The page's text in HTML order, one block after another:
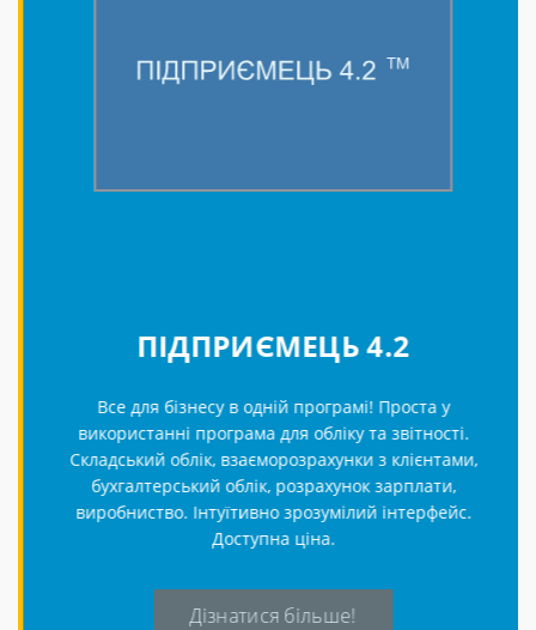
ПІДПРИЄМЕЦЬ 4.2
Все для бізнесу в одній програмі! Проста у
використанні програма для обліку та звітності.
Складський облік, взаєморозрахунки з клієнтами,
бухгалтерський облік, розрахунок зарплати,
виробниство. Інтуїтивно зрозумілий інтерфейс.
Доступна ціна.
Дізнатися більше!